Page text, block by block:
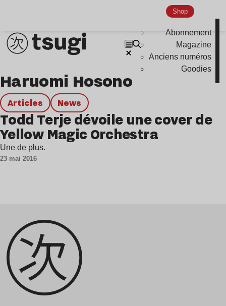
Shop
Abonnement
Magazine
Anciens numéros
Goodies
Techno
Pop
Ambient
Disco
Hardcore
Global Club
Haruomi Hosono
Articles news
Todd Terje dévoile une cover de
Yellow Magic Orchestra
Une de plus.
23 mai 2016